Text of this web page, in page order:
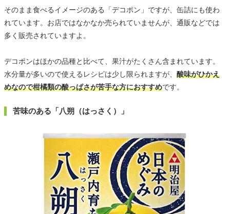
そのまま食べるイメージのある「デコポン」ですが、缶詰にも使わ
れています。お店ではなかなか売られていませんが、通販などでは
多く販売されていますよ。
デコポンはほかの品種と比べて、果汁がたくさん含まれています。
水分量が多いので使えるレシピは少し限られますが、 酸味がひかえ
めなので柑橘類の酸っぱさが苦手な方におすすめです。
苦味のある「八朔（はっさく）」